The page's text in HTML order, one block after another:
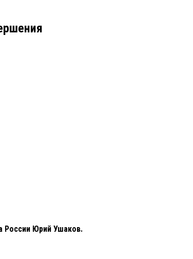
России Юрий Ушаков.